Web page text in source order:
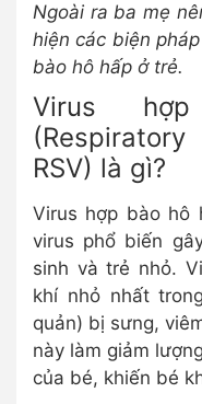
Ngoài ra ba mẹ
hiện các biện
bào hô hấp ở trẻ.
Virus
RSV) là gì?
Virus hợp bào hô
virus phổ biến
sinh và trẻ nhỏ.
khí nhỏ nhất
quản) bị sưng,
này làm giảm
của bé, khiến bé